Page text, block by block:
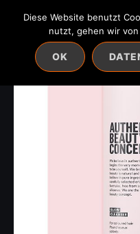
InhaltDiese Website benutzt
nutzt, gehen wir
OK